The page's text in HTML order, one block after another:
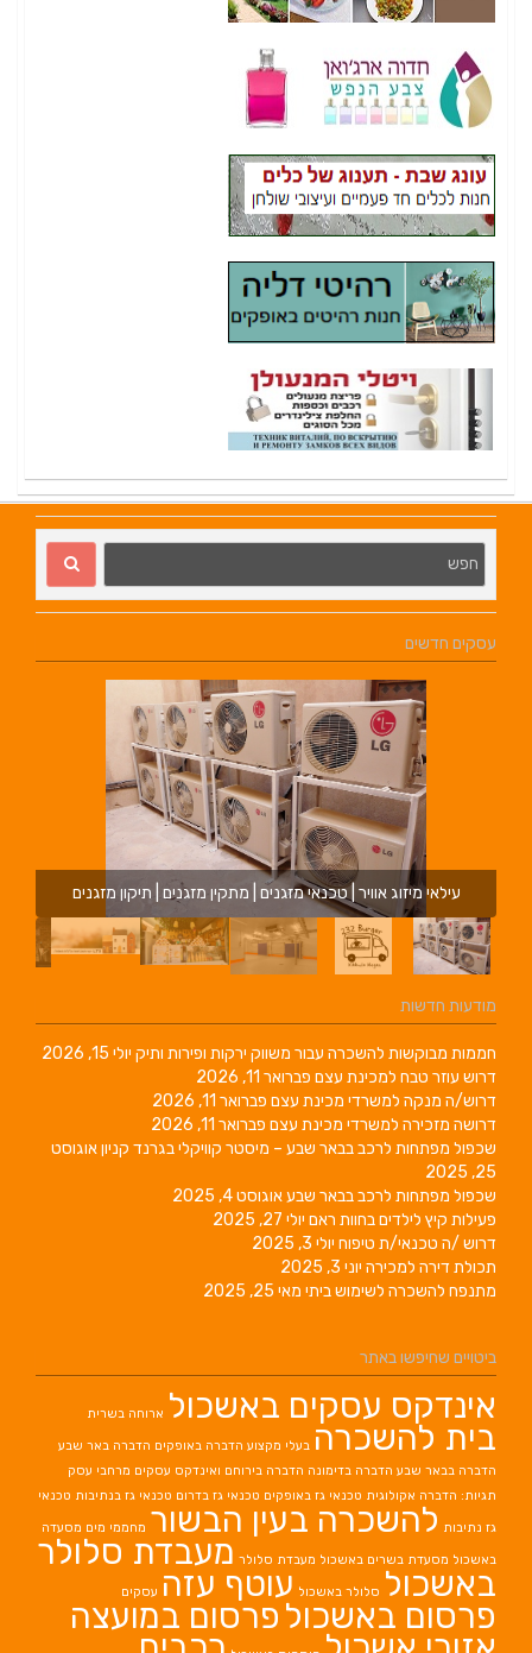
עסקים חדשים
עילאי מיזוג אוויר | טכנאי מזגנים | מתקין מזגנים | תיקון מזגנים
מודעות חדשות
חממות מבוקשות להשכרה עבור משווק ירקות ופירות ותיק יולי 15, 2026
דרוש עוזר טבח למכינת עצם פברואר 11, 2026
דרוש/ה מנקה למשרדי מכינת עצם פברואר 11, 2026
דרושה מזכירה למשרדי מכינת עצם פברואר 11, 2026
שכפול מפתחות לרכב בבאר שבע – מיסטר קוויקלי בגרנד קניוןאוגוסט
25, 2025
שכפול מפתחות לרכב בבאר שבעאוגוסט 4, 2025
פעילות קיץ לילדים בחוות ראם יולי 27, 2025
דרוש /ה טכנאי/ת טיפוח יולי 3, 2025
תכולת דירה למכירה יוני 3, 2025
מתנפח להשכרה לשימוש ביתי מאי 25, 2025
ביטויים שחיפשו באתר
אינדקס עסקים באשכול ארוחה בשרית
בית להשכרה בעלי מקצוע הדברה באופקים הדברה באר שבע
הדברה בבאר שבע הדברה בדימונה הדברה בירוחם ואינדקס עסקים מרחבי עסק
תגיות: הדברה אקולוגית טכנאי גז באופקים טכנאי גז בדרום טכנאי גז בנתיבות טכנאי
גז נתיבות להשכרה בעין הבשור מחממי מים מסעדה
באשכול מסעדת בשרים באשכול מעבדת סלולר מעבדת סלולר
באשכול סלולר באשכול עוטף עזה עסקים
פרסום באשכול פרסום במועצה